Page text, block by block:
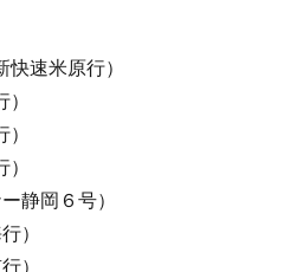
速米原行）
静岡６号）
）
）